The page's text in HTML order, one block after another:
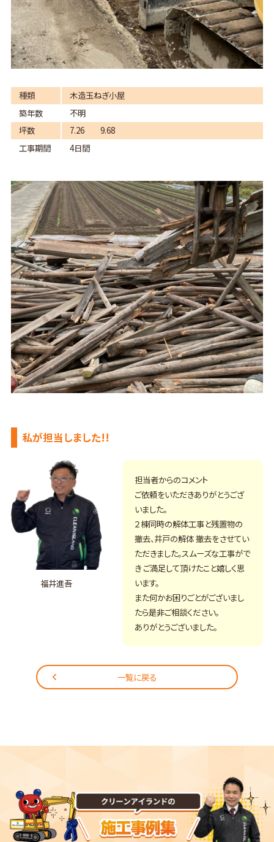
種類
木造玉ねぎ小屋
築年数
不明
坪数
7.26 9.68
工事期間
4日間
私が担当しました!!
福井進吾
担当者からのコメント
ご依頼をいただきありがとうござ
いました。
２棟同時の解体工事と残置物の
撤去、井戸の解体 撤去をさせてい
ただきました。スムーズな工事がで
き ご満足して頂けたこと嬉しく思
います。
また何かお困りごとがございまし
たら是非ご相談ください。
ありがとうございました。
一覧に戻る